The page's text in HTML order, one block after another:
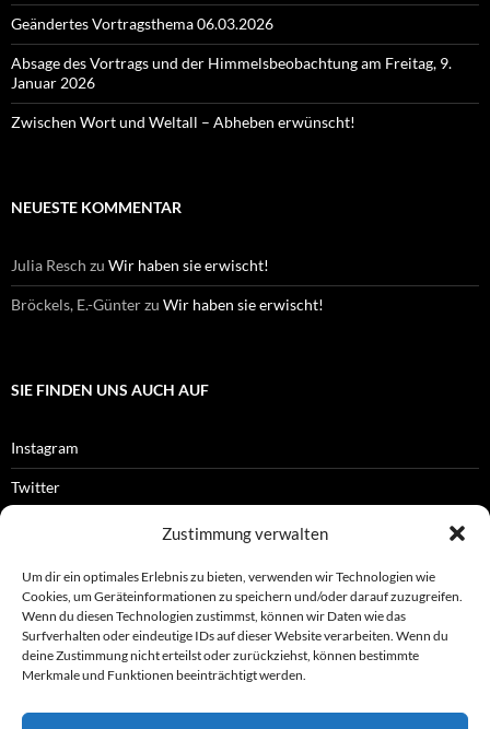
Zustimmung verwalten
Um dir ein optimales Erlebnis zu bieten, verwenden wir Technologien wie
Cookies, um Geräteinformationen zu speichern und/oder darauf zuzugreifen.
Wenn du diesen Technologien zustimmst, können wir Daten wie das
Surfverhalten oder eindeutige IDs auf dieser Website verarbeiten. Wenn du
deine Zustimmung nicht erteilst oder zurückziehst, können bestimmte
Merkmale und Funktionen beeinträchtigt werden.
Geändertes Vortragsthema 06.03.2026
Absage des Vortrags und der Himmelsbeobachtung am Freitag, 9.
Januar 2026
Zwischen Wort und Weltall – Abheben erwünscht!
NEUESTE KOMMENTAR
Julia Resch zu Wir haben sie erwischt!
Bröckels, E.-Günterzu Wir haben sie erwischt!
SIE FINDEN UNS AUCH AUF
Instagram
Twitter
OFFIZIELLES
Impressum